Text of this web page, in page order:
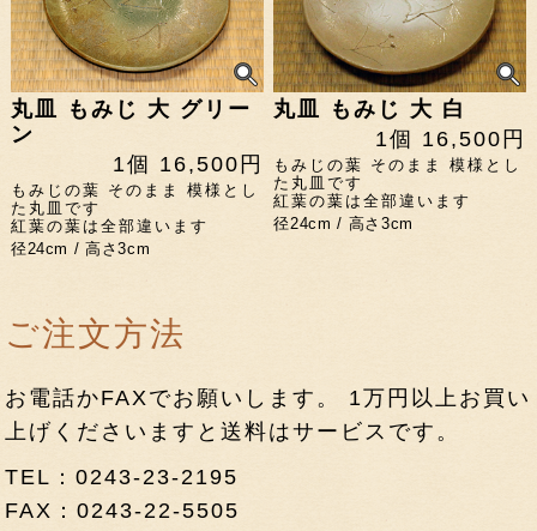
丸皿 もみじ 大 グリー
ン
1個 16,500円
もみじの葉 そのまま 模様とし
た丸皿です
紅葉の葉は全部違います
径24cm / 高さ3cm
丸皿 もみじ 大 白
1個 16,500円
もみじの葉 そのまま 模様とし
た丸皿です
紅葉の葉は全部違います
径24cm / 高さ3cm
ご注文方法
お電話かFAXでお願いします。 1万円以上お買い
上げくださいますと送料はサービスです。
TEL：0243-23-2195
FAX：0243-22-5505